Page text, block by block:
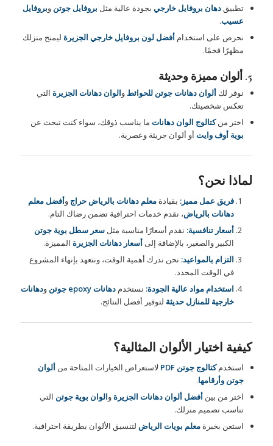
تطبيق دهان بروفايل خارجيبجودة عالية مثل بروفايل جوتن وبروفايل
عسيب.
نحرص على استخدام أفضل لون بروفايل خارجي الجزيرةليمنح منزلك
مظهرًا فخمًا.
5. ألوان مميزة وحديثة
نوفر لك ألوان دهانات جوتن للحوائط والوان دهانات الجزيرةالتي
تعكس شخصيتك.
اختر منكتالوج الوان دهاناتما يناسب ذوقك، سواء كنت تبحث عن
بوية أوف وايتأو ألوان جريئة وعصرية.
لماذا نحن؟
فريق عمل مميز: بقيادة معلم دهانات بالرياض حراج وأفضل معلم
دهانات بالرياض، نقدم خدمات احترافية تضمن رضاك التام.
أسعار تنافسية: نقدم أسعارًا مناسبة مثل سعر سطل بوية جوتن
الكبير والصغير، بالإضافة إلى أسعار دهانات الجزيرةالمميزة.
التزام بالمواعيد: نحن ندرك أهمية الوقت، ونتعهد بإنهاء المشروع
في الوقت المحدد.
استخدام مواد عالية الجودة: نستخدم دهانات epoxy جوتن ودهانات
خارجية للمنازل حديثة لتوفير أفضل النتائج.
كيفية اختيار الألوان المثالية؟
استخدمكتالوج جوتن PDF لاستعراض الخيارات المتاحة من ألوان
جوتن وأرقامها.
اختر من بين أفضل ألوان دهانات الجزيرةوالوان بوية جوتن التي
تناسب تصميم منزلك.
استعن بخبرة معلم بويات الرياض لتنسيق الألوان بطريقة احترافية.